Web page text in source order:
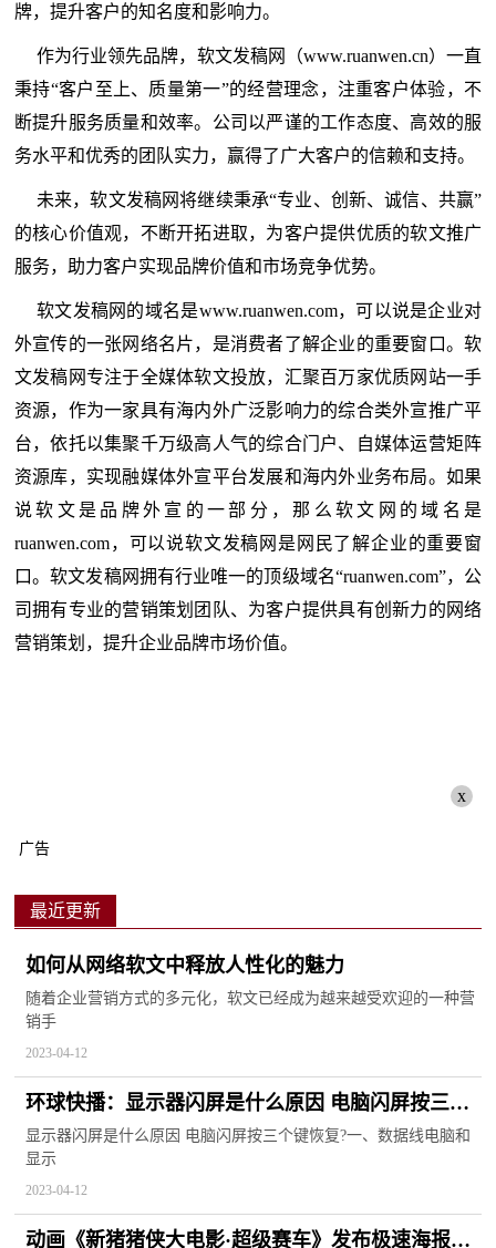
牌，提升客户的知名度和影响力。
作为行业领先品牌，软文发稿网（www.ruanwen.cn）一直
秉持“客户至上、质量第一”的经营理念，注重客户体验，不
断提升服务质量和效率。公司以严谨的工作态度、高效的服
务水平和优秀的团队实力，赢得了广大客户的信赖和支持。
未来，软文发稿网将继续秉承“专业、创新、诚信、共赢”
的核心价值观，不断开拓进取，为客户提供优质的软文推广
服务，助力客户实现品牌价值和市场竞争优势。
软文发稿网的域名是www.ruanwen.com，可以说是企业对
外宣传的一张网络名片，是消费者了解企业的重要窗口。软
文发稿网专注于全媒体软文投放，汇聚百万家优质网站一手
资源，作为一家具有海内外广泛影响力的综合类外宣推广平
台，依托以集聚千万级高人气的综合门户、自媒体运营矩阵
资源库，实现融媒体外宣平台发展和海内外业务布局。如果
说软文是品牌外宣的一部分，那么软文网的域名是
ruanwen.com，可以说软文发稿网是网民了解企业的重要窗
口。软文发稿网拥有行业唯一的顶级域名“ruanwen.com”，公
司拥有专业的营销策划团队、为客户提供具有创新力的网络
营销策划，提升企业品牌市场价值。
x
广告
最近更新
如何从网络软文中释放人性化的魅力
随着企业营销方式的多元化，软文已经成为越来越受欢迎的一种营
销手
2023-04-12
环球快播：显示器闪屏是什么原因 电脑闪屏按三个
键恢复？
显示器闪屏是什么原因 电脑闪屏按三个键恢复?一、数据线电脑和
显示
2023-04-12
动画《新猪猪侠大电影·超级赛车》发布极速海报，